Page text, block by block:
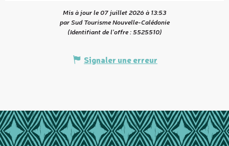
Mis à jour le 07 juillet 2026 à 13:53
par Sud Tourisme Nouvelle-Calédonie
(Identifiant de l'offre :5525510)
Signaler une erreur